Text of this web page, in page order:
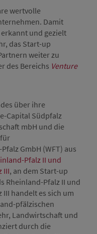
wertvolle
Damit
und gezielt
das Start-up
weiter zu
des Bereichs Venture
über ihre
Capital Südpfalz
mbH und die
GmbH (WFT) aus
Pfalz II und
III, an dem Start-up
Rheinland-Pfalz II und
handelt es sich um
pfälzischen
Landwirtschaft und
durch die